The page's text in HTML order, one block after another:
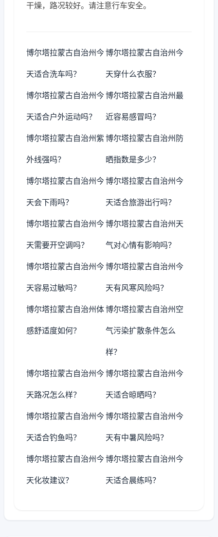
干燥，路况较好。请注意行车安全。
博尔塔拉蒙古自治州今
天适合洗车吗？
博尔塔拉蒙古自治州今
天穿什么衣服？
博尔塔拉蒙古自治州今
天适合户外运动吗？
博尔塔拉蒙古自治州最
近容易感冒吗？
博尔塔拉蒙古自治州紫
外线强吗？
博尔塔拉蒙古自治州防
晒指数是多少？
博尔塔拉蒙古自治州今
天会下雨吗？
博尔塔拉蒙古自治州今
天适合旅游出行吗？
博尔塔拉蒙古自治州今
天需要开空调吗？
博尔塔拉蒙古自治州天
气对心情有影响吗？
博尔塔拉蒙古自治州今
天容易过敏吗？
博尔塔拉蒙古自治州今
天有风寒风险吗？
博尔塔拉蒙古自治州体
感舒适度如何？
博尔塔拉蒙古自治州空
气污染扩散条件怎么
样？
博尔塔拉蒙古自治州今
天路况怎么样？
博尔塔拉蒙古自治州今
天适合晾晒吗？
博尔塔拉蒙古自治州今
天适合钓鱼吗？
博尔塔拉蒙古自治州今
天有中暑风险吗？
博尔塔拉蒙古自治州今
天化妆建议？
博尔塔拉蒙古自治州今
天适合晨练吗？